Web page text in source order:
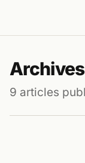
9 articles